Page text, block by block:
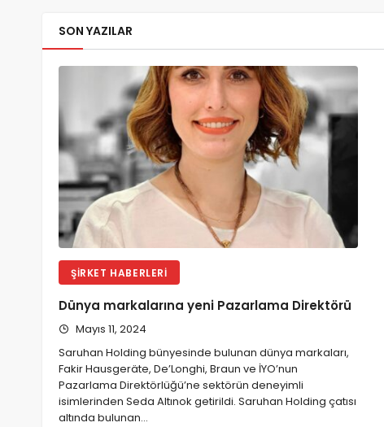
SON YAZILAR
ŞIRKET HABERLERI
Dünya markalarına yeni Pazarlama Direktörü
Mayıs 11, 2024
Saruhan Holding bünyesinde bulunan dünya markaları,
Fakir Hausgeräte, De’Longhi, Braun ve İYO’nun
Pazarlama Direktörlüğü’ne sektörün deneyimli
isimlerinden Seda Altınok getirildi. Saruhan Holding çatısı
altında bulunan…